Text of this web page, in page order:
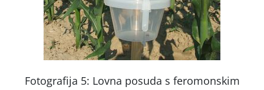
Fotografija 5: Lovna posuda s feromonskim